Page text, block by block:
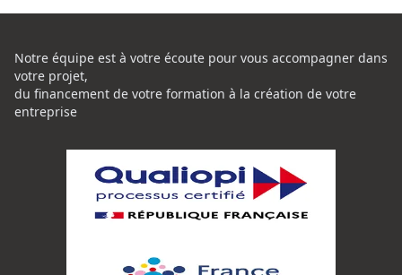
Notre équipe est à votre écoute pour vous accompagner dans
votre projet,
du financement de votre formation à la création de votre
entreprise